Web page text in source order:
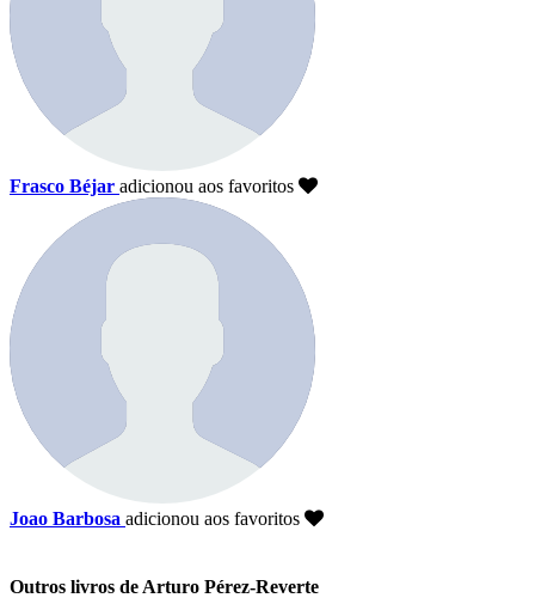
Frasco Béjar adicionou aos favoritos
Joao Barbosa adicionou aos favoritos
Outros livros de Arturo Pérez-Reverte